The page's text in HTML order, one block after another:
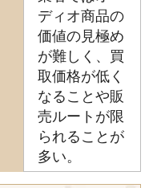
ディオ商品の
価値の見極め
が難しく、買
取価格が低く
なることや販
売ルートが限
られることが
多い。